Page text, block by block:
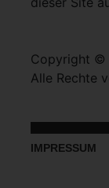
Copyright ©
Alle Rechte
IMPRESSUM